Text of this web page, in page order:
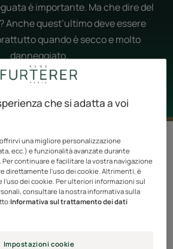
è importante. Ma che dire del
Anche quest’ultimo deve essere
quando è secco e molto
danneggiato.
capelluto secco"
Shampoo
idratazione
brillantezza
che si adatta a voi
una migliore personalizzazione
ecc.) e funzionalità avanzate durante
continuare e facilitare la vostra navigazione
direttamente l'uso dei cookie. Altrimenti, è
l'uso dei cookie. Per ulteriori informazioni sul
consultare la nostra informativa sulla
Informativa sul trattamento dei dati
Impostazioni cookie